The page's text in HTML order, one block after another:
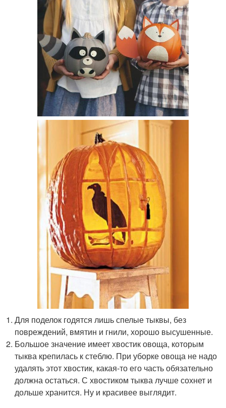
Для поделок годятся лишь спелые тыквы, без
повреждений, вмятин и гнили, хорошо высушенные.
Большое значение имеет хвостик овоща, которым
тыква крепилась к стеблю. При уборке овоща не надо
удалять этот хвостик, какая-то его часть обязательно
должна остаться. С хвостиком тыква лучше сохнет и
дольше хранится. Ну и красивее выглядит.